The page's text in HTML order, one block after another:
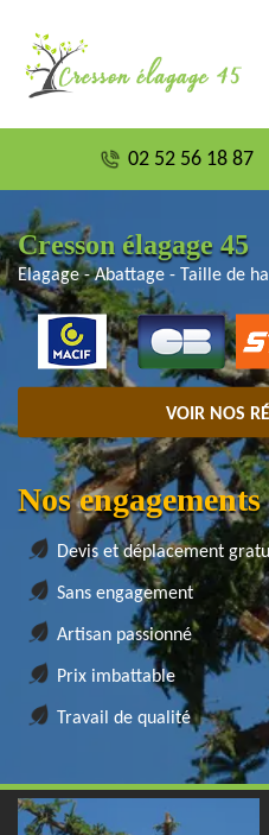
02 52 56 18 87
Cresson élagage 45
Elagage - Abattage - Taille de
VOIR NOS
Nos engagements
Devis et déplacement
Sans engagement
Artisan passionné
Prix imbattable
Travail de qualité